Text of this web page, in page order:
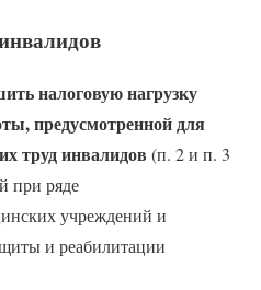
налоговую нагрузку
предусмотренной для
труд инвалидов (п. 2 и п. 3
при ряде
учреждений и
и реабилитации